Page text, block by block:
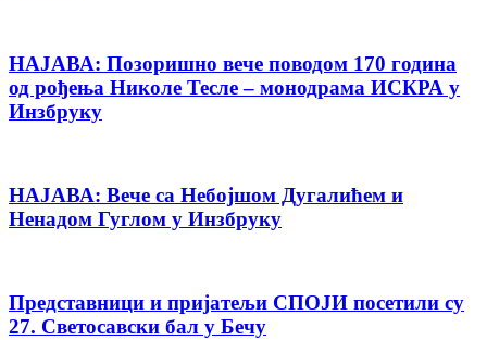
НАЈАВА: Позоришно вече поводом 170 година
од рођења Николе Тесле – монодрама ИСКРА у
Инзбруку
НАЈАВА: Вече са Небојшом Дугалићем и
Ненадом Гуглом у Инзбруку
Представници и пријатељи СПОЈИ посетили су
27. Светосавски бал у Бечу